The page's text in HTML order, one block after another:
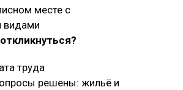
месте с
видами
труда
решены: жильё и